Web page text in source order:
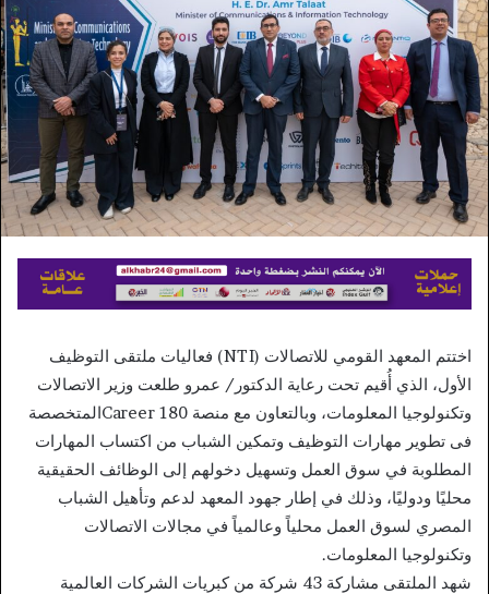
اختتم المعهد القومي للاتصالات (NTI) فعاليات ملتقى التوظيف
الأول، الذي أُقيم تحت رعاية الدكتور/ عمرو طلعت وزير الاتصالات
وتكنولوجيا المعلومات، وبالتعاون مع منصة Career 180المتخصصة
فى تطوير مهارات التوظيف وتمكين الشباب من اكتساب المهارات
المطلوبة في سوق العمل وتسهيل دخولهم إلى الوظائف الحقيقية
محليًا ودوليًا، وذلك في إطار جهود المعهد لدعم وتأهيل الشباب
المصري لسوق العمل محلياً وعالمياً في مجالات الاتصالات
وتكنولوجيا المعلومات.
شهد الملتقى مشاركة 43 شركة من كبريات الشركات العالمية